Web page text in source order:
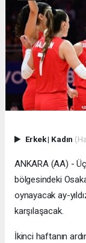
Erkek| Kadın
ANKARA (AA) -
bölgesindeki
oynayacak ay-
karşılaşacak.
İkinci haftanın